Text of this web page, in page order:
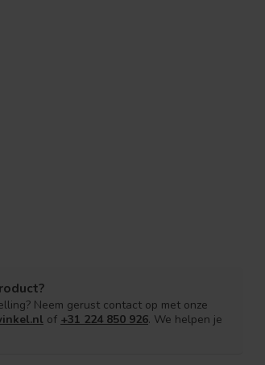
Neem gerust contact op met onze
of +31 224 850 926. We helpen je